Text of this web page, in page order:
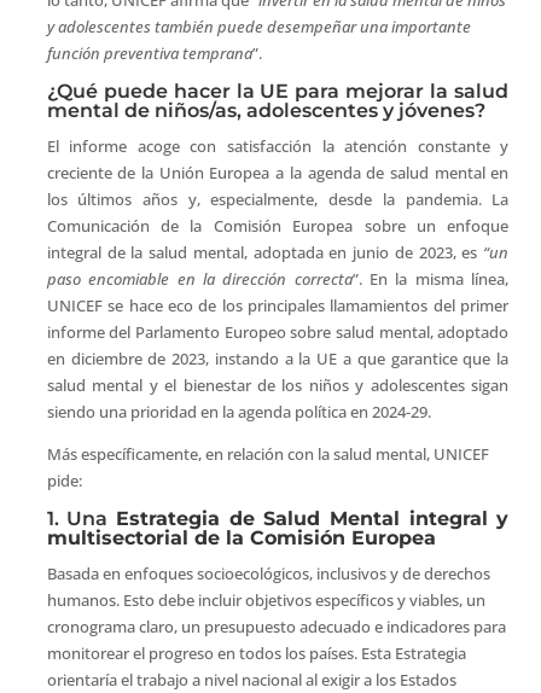
y adolescentes también puede desempeñar una importante
función preventiva temprana”.
¿Qué puede hacer la UE para mejorar la salud
mental de niños/as, adolescentes y jóvenes?
El informe acoge con satisfacción la atención constante y
creciente de la Unión Europea a la agenda de salud mental en
los últimos años y, especialmente, desde la pandemia. La
Comunicación de la Comisión Europea sobre un enfoque
integral de la salud mental, adoptada en junio de 2023, es “un
paso encomiable en la dirección correcta”. En la misma línea,
UNICEF se hace eco de los principales llamamientos del primer
informe del Parlamento Europeo sobre salud mental, adoptado
en diciembre de 2023, instando a la UE a que garantice que la
salud mental y el bienestar de los niños y adolescentes sigan
siendo una prioridad en la agenda política en 2024-29.
Más específicamente, en relación con la salud mental, UNICEF
pide:
1. Una Estrategia de Salud Mental integral y
multisectorial de la Comisión Europea
Basada en enfoques socioecológicos, inclusivos y de derechos
humanos. Esto debe incluir objetivos específicos y viables, un
cronograma claro, un presupuesto adecuado e indicadores para
monitorear el progreso en todos los países. Esta Estrategia
orientaría el trabajo a nivel nacional al exigir a los Estados